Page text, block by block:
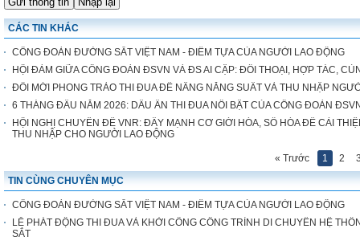
CÁC TIN KHÁC
CÔNG ĐOÀN ĐƯỜNG SẮT VIỆT NAM - ĐIỂM TỰA CỦA NGƯỜI LAO ĐỘNG
HỘI ĐÀM GIỮA CÔNG ĐOÀN ĐSVN VÀ ĐS AI CẬP: ĐỐI THOẠI, HỢP TÁC,
ĐỔI MỚI PHONG TRÀO THI ĐUA ĐỂ NÂNG NĂNG SUẤT VÀ THU NHẬP
6 THÁNG ĐẦU NĂM 2026: DẤU ẤN THI ĐUA NỔI BẬT CỦA CÔNG ĐOÀN
HỘI NGHỊ CHUYÊN ĐỀ VNR: ĐẨY MẠNH CƠ GIỚI HÓA, SỐ HÓA ĐỂ CẢI
THU NHẬP CHO NGƯỜI LAO ĐỘNG
« Trước 1 2
TIN CÙNG CHUYÊN MỤC
CÔNG ĐOÀN ĐƯỜNG SẮT VIỆT NAM - ĐIỂM TỰA CỦA NGƯỜI LAO ĐỘNG
LỄ PHÁT ĐỘNG THI ĐUA VÀ KHỞI CÔNG CÔNG TRÌNH DI CHUYỂN HỆ
SẮT